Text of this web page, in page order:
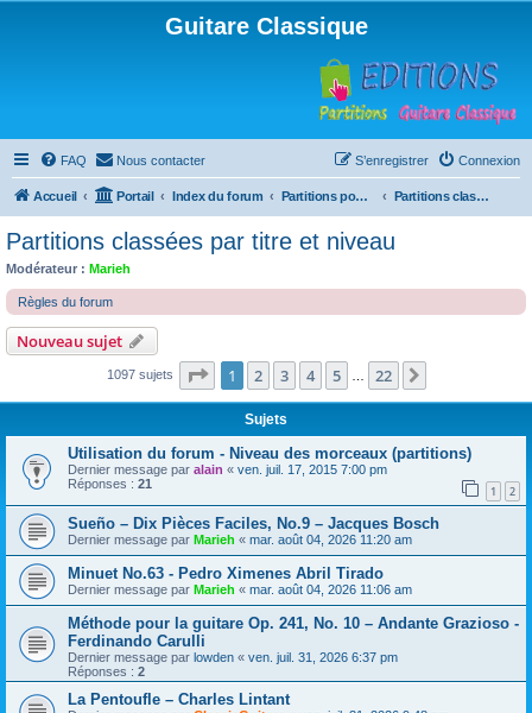
Guitare Classique
FAQ Nous contacter Connexion
S’enregistrer
Accueil Portail Index du forum Partitions pour guitare en libre téléchargement Partitions classées par titre et niveau
Partitions classées par titre et niveau
Modérateur : Marieh
Règles du forum
Nouveau sujet
1097 sujets Page 1sur22
1 2 3 4 5 22
Sujets
Utilisation du forum - Niveau des morceaux (partitions)
Dernier message par alain « ven. juil. 17, 2015 7:00 pm
Réponses : 21 1 2
Sueño – Dix Pièces Faciles, No.9 – Jacques Bosch
Dernier message par Marieh « mar. août 04, 2026 11:20 am
Minuet No.63 - Pedro Ximenes Abril Tirado
Dernier message par Marieh « mar. août 04, 2026 11:06 am
Méthode pour la guitare Op. 241, No. 10 – Andante Grazioso -
Ferdinando Carulli
Dernier message par lowden « ven. juil. 31, 2026 6:37 pm
Réponses : 2
La Pentoufle – Charles Lintant